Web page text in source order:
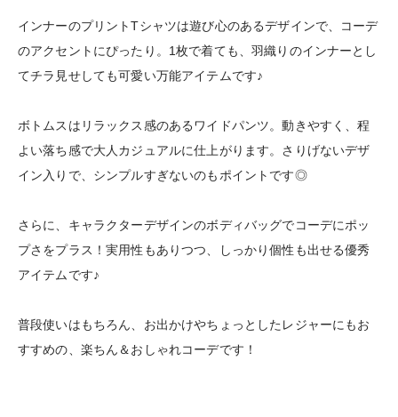
インナーのプリントTシャツは遊び心のあるデザインで、コーデ
のアクセントにぴったり。1枚で着ても、羽織りのインナーとし
てチラ見せしても可愛い万能アイテムです♪
ボトムスはリラックス感のあるワイドパンツ。動きやすく、程
よい落ち感で大人カジュアルに仕上がります。さりげないデザ
イン入りで、シンプルすぎないのもポイントです◎
さらに、キャラクターデザインのボディバッグでコーデにポッ
プさをプラス！実用性もありつつ、しっかり個性も出せる優秀
アイテムです♪
普段使いはもちろん、お出かけやちょっとしたレジャーにもお
すすめの、楽ちん＆おしゃれコーデです！